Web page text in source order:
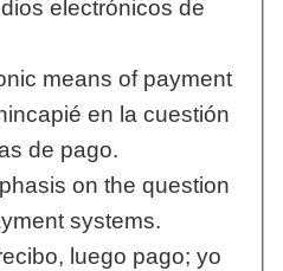
electrónicos de
means of payment
en la cuestión
de pago.
on the question
systems.
luego pago; yo